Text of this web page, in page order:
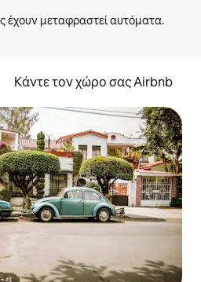
Κάντε τον χώρο σας Airbnb